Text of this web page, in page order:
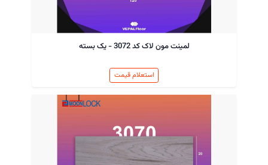
لمینت مون لاک کد 3072 - یک بسته
استعلام قیمت